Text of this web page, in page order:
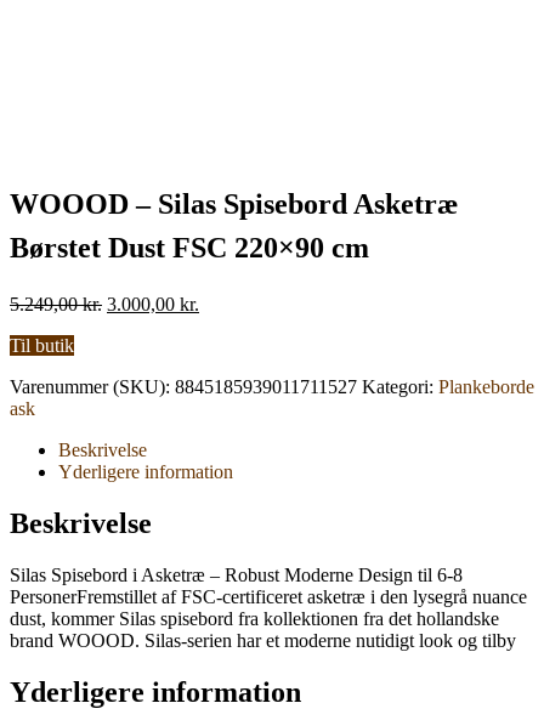
WOOOD – Silas Spisebord Asketræ
Børstet Dust FSC 220×90 cm
5.249,00kr. Den
5.249,00 kr..
3.000,00 kr.
3.000,00 kr..
Til butik
Varenummer (SKU): 8845185939011711527 Kategori: Plankeborde
ask
Beskrivelse
Yderligere information
Beskrivelse
Silas Spisebord i Asketræ – Robust Moderne Design til 6-8
PersonerFremstillet af FSC-certificeret asketræ i den lysegrå nuance
dust, kommer Silas spisebord fra kollektionen fra det hollandske
brand WOOOD. Silas-serien har et moderne nutidigt look og tilby
Yderligere information